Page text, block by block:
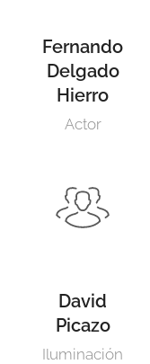
Fernando
Delgado
Hierro
Actor
David
Picazo
Iluminación